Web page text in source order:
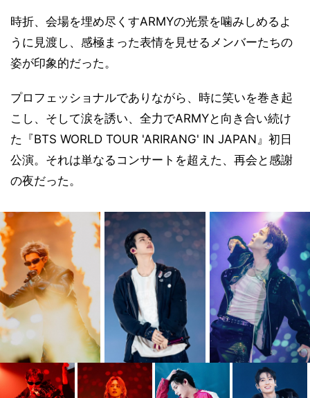
時折、会場を埋め尽くすARMYの光景を噛みしめるよ
うに見渡し、感極まった表情を見せるメンバーたちの
姿が印象的だった。
プロフェッショナルでありながら、時に笑いを巻き起
こし、そして涙を誘い、全力でARMYと向き合い続け
た『BTS WORLD TOUR 'ARIRANG' IN JAPAN』初日
公演。それは単なるコンサートを超えた、再会と感謝
の夜だった。